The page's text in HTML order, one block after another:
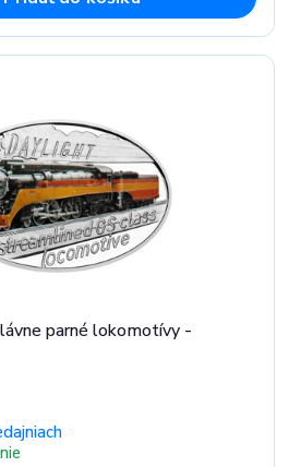
parné lokomotívy -